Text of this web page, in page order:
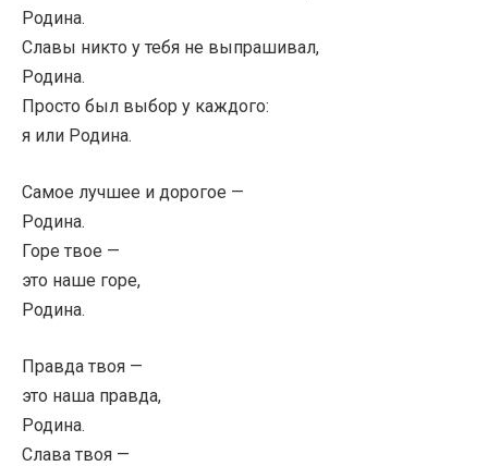
Родина.
Славы никто у тебя не выпрашивал,
Родина.
Просто был выбор у каждого:
я или Родина.
Самое лучшее и дорогое —
Родина.
Горе твое —
это наше горе,
Родина.
Правда твоя —
это наша правда,
Родина.
Слава твоя —